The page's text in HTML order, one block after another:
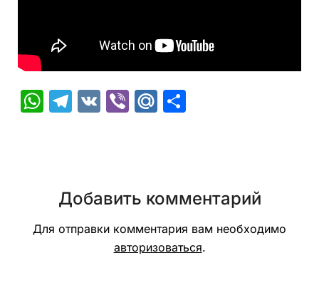
WhatsApp
Telegram
VK ViberMail.Ru
Добавить комментарий
Для отправки комментария вам необходимо
авторизоваться.